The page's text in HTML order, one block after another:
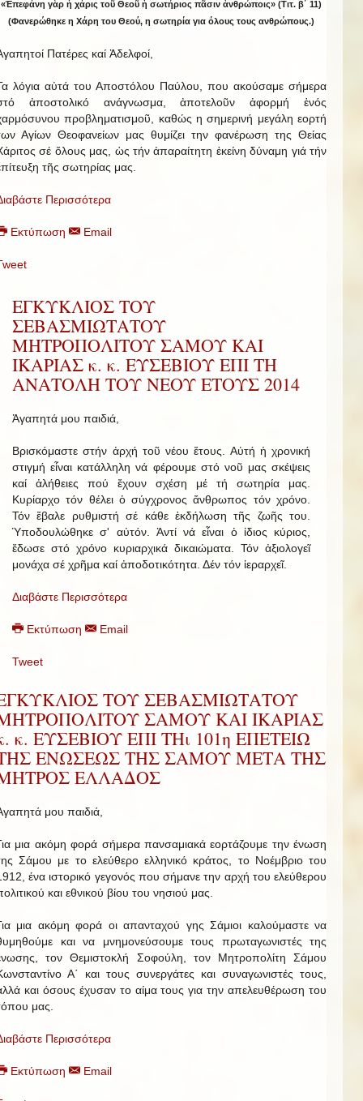
«Ἐπεφάνη γὰρ ἡ χάρις τοῦ Θεοῦ ἡ σωτήριος πᾶσιν ἀνθρώποις» (Τιτ. β΄ 11)
(Φανερώθηκε η Χάρη του Θεού, η σωτηρία για όλους τους ανθρώπους.)
Πατέρες καί Ἀδελφοί,
λόγια αὐτά του Αποστόλου Παύλου, που ακούσαμε σήμερα
ἀποστολικό ανάγνωσμα, ἀποτελοῦν ἀφορμή ἑνός
προβληματισμοῦ, καθώς η σημερινή μεγάλη εορτή
Αγίων Θεοφανείων μας θυμίζει την φανέρωση της Θείας
σέ ὅλους μας, ὡς τήν ἀπαραίτητη ἐκείνη δύναμη γιά τήν
τῆς σωτηρίας μας.
Περισσότερα
Εκτύπωση Email
ΕΓΚΥΚΛΙΟΣ ΤΟΥ
ΣΕΒΑΣΜΙΩΤΑΤΟΥ
ΜΗΤΡΟΠΟΛΙΤΟΥ ΣΑΜΟΥ ΚΑΙ
ΙΚΑΡΙΑΣ κ. κ. ΕΥΣΕΒΙΟΥ ΕΠΙ ΤΗ
ΑΝΑΤΟΛΗ ΤΟΥ ΝΕΟΥ ΕΤΟΥΣ 2014
Ἀγαπητά μου παιδιά,
Βρισκόμαστε στήν ἀρχή τοῦ νέου ἔτους. Αὐτή ἡ χρονική
στιγμή εἶναι κατάλληλη νά φέρουμε στό νοῦ μας σκέψεις
καί ἀλήθειες πού ἔχουν σχέση μέ τή σωτηρία μας.
Κυρίαρχο τόν θέλει ὁ σύγχρονος ἄνθρωπος τόν χρόνο.
Τόν ἔβαλε ρυθμιστή σέ κάθε ἐκδήλωση τῆς ζωῆς του.
Ὑποδουλώθηκε σ' αὐτόν. Ἀντί νά εἶναι ὁ ἰδιος κύριος,
ἔδωσε στό χρόνο κυριαρχικά δικαιώματα. Τόν ἀξιολογεῖ
μονάχα σέ χρῆμα καί ἀποδοτικότητα. Δέν τόν ἱεραρχεῖ.
Διαβάστε Περισσότερα
Εκτύπωση Email
Tweet
ΤΟΥ ΣΕΒΑΣΜΙΩΤΑΤΟΥ
ΣΑΜΟΥ ΚΑΙ ΙΚΑΡΙΑΣ
κ. ΕΥΣΕΒΙΟΥ ΕΠΙ ΤΗι 101η ΕΠΕΤΕΙΩ
ΕΝΩΣΕΩΣ ΤΗΣ ΣΑΜΟΥ ΜΕΤΑ ΤΗΣ
ΕΛΛΑΔΟΣ
μου παιδιά,
μια ακόμη φορά σήμερα πανσαμιακά εορτάζουμε την ένωση
Σάμου με το ελεύθερο ελληνικό κράτος, το Νοέμβριο του
ένα ιστορικό γεγονός που σήμανε την αρχή του ελεύθερου
και εθνικού βίου του νησιού μας.
μια ακόμη φορά οι απανταχού γης Σάμιοι καλούμαστε να
και να μνημονεύσουμε τους πρωταγωνιστές της
τον Θεμιστοκλή Σοφούλη, τον Μητροπολίτη Σάμου
Α΄ και τους συνεργάτες και συναγωνιστές τους,
και όσους έχυσαν το αίμα τους για την απελευθέρωση του
μας.
Περισσότερα
Εκτύπωση Email